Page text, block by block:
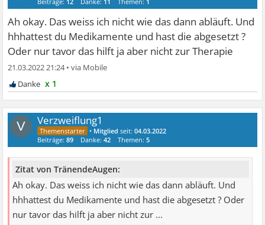
Ah okay. Das weiss ich nicht wie das dann abläuft. Und
hhhattest du Medikamente und hast die abgesetzt ?
Oder nur tavor das hilft ja aber nicht zur Therapie
21.03.2022 21:24•
x 1
V Verzweiflung1
• Mitglied seit:04.03.2022
Beiträge:89 Danke:42 Themen:5
Zitat von TränendeAugen:
Ah okay. Das weiss ich nicht wie das dann abläuft. Und
hhhattest du Medikamente und hast die abgesetzt ? Oder
nur tavor das hilft ja aber nicht zur ...